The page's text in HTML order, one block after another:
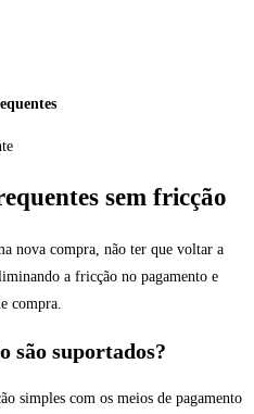
sem fricção​
nova compra, não ter que voltar a
a fricção no pagamento e
compra.
são suportados?
simples com os meios de pagamento